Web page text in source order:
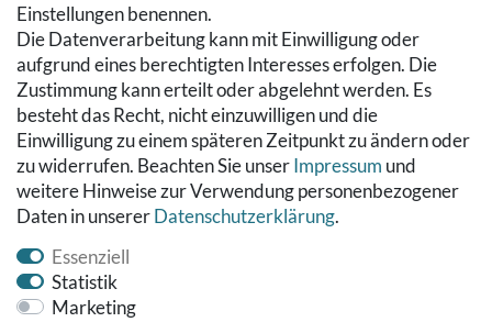
Einstellungen benennen.
Die Datenverarbeitung kann mit Einwilligung oder
aufgrund eines berechtigten Interesses erfolgen. Die
Zustimmung kann erteilt oder abgelehnt werden. Es
besteht das Recht, nicht einzuwilligen und die
Einwilligung zu einem späteren Zeitpunkt zu ändern oder
zu widerrufen. Beachten Sie unserImpressum und
weitere Hinweise zur Verwendung personenbezogener
Daten in unsererDaten­schutz­erklärung.
Essenziell
Statistik
Marketing
RECHTLICHES
Kontakt
Datenschutzerklärung
AGB
Impressum
Hinweise zur Batterieentsorgung
Widerrufs­recht
Vertrag widerrufen